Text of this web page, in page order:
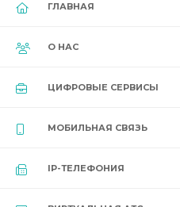
ГЛАВНАЯ
О НАС
ЦИФРОВЫЕ СЕРВИСЫ
МОБИЛЬНАЯ СВЯЗЬ
IP-ТЕЛЕФОНИЯ